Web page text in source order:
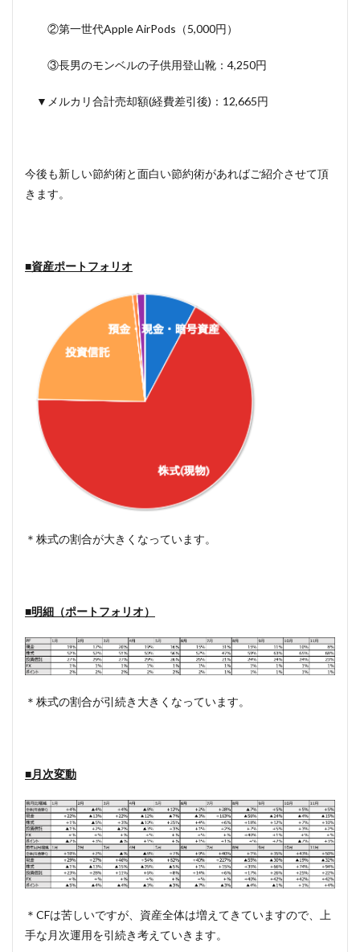
②第一世代Apple AirPods（5,000円）
③長男のモンベルの子供用登山靴：4,250円
▼メルカリ合計売却額(経費差引後)：12,665円
今後も新しい節約術と面白い節約術があればご紹介させて頂
きます。
■資産ポートフォリオ
＊株式の割合が大きくなっています。
■明細（ポートフォリオ）
＊株式の割合が引続き大きくなっています。
■月次変動
＊CFは苦しいですが、資産全体は増えてきていますので、上
手な月次運用を引続き考えていきます。